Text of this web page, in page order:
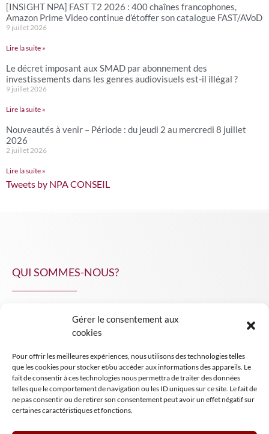
Gérer le consentement aux
cookies
Pour offrir les meilleures expériences, nous utilisons des technologies telles
que les cookies pour stocker et/ou accéder aux informations des appareils. Le
fait de consentir à ces technologies nous permettra de traiter des données
telles que le comportement de navigation ou les ID uniques sur ce site. Le fait de
ne pas consentir ou de retirer son consentement peut avoir un effet négatif sur
certaines caractéristiques et fonctions.
[INSIGHT NPA] FAST T2 2026 : 400 chaînes francophones,
Amazon Prime Video continue d’étoffer son catalogue FAST/AVoD
9 juillet 2026
Lire la suite »
Le décret imposant aux SMAD par abonnement des
investissements dans les genres audiovisuels est-il illégal ?
9 juillet 2026
Lire la suite »
Nouveautés à venir – Période : du jeudi 2 au mercredi 8 juillet
2026
2 juillet 2026
Lire la suite »
Tweets by NPA CONSEIL
QUI SOMMES-NOUS?
INSIGHT NPA